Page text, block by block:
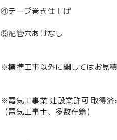
④テープ巻き仕上げ
⑤配管穴あけなし
※標準工事以外に関してはお見
※電気工事業 建設業許可 取得済
（電気工事士、多数在籍）